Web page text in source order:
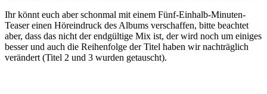
Ihr könnt euch aber schonmal mit einem Fünf-Einhalb-Minuten-
Teaser einen Höreindruck des Albums verschaffen, bitte beachtet
aber, dass das nicht der endgültige Mix ist, der wird noch um einiges
besser und auch die Reihenfolge der Titel haben wir nachträglich
verändert (Titel 2 und 3 wurden getauscht).